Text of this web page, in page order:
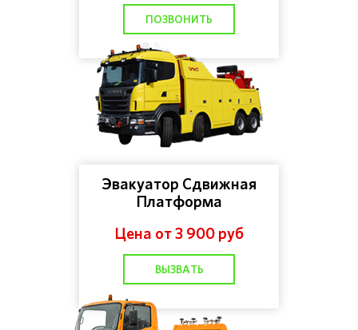
ПОЗВОНИТЬ
Эвакуатор Сдвижная
Платформа
Цена от 3 900 руб
ВЫЗВАТЬ